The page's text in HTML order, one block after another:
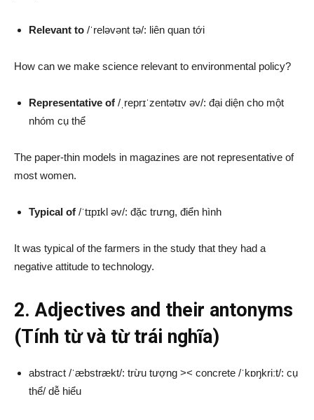
Relevant to /ˈreləvənt tə/: liên quan tới
How can we make science relevant to environmental policy?
Representative of /ˌreprɪˈzentətɪv əv/: đại diện cho một
nhóm cụ thể
The paper-thin models in magazines are not representative of
most women.
Typical of /ˈtɪpɪkl əv/: đặc trưng, điển hình
It was typical of the farmers in the study that they had a
negative attitude to technology.
2. Adjectives and their antonyms
(Tính từ và từ trái nghĩa)
abstract /ˈæbstrækt/: trừu tượng >< concrete /ˈkɒŋkriːt/: cụ
thể/ dễ hiểu